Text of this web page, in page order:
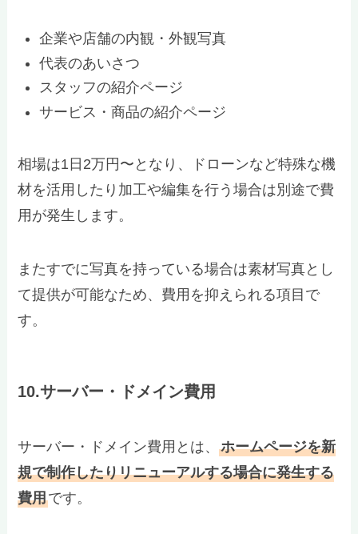
企業や店舗の内観・外観写真
代表のあいさつ
スタッフの紹介ページ
サービス・商品の紹介ページ
相場は1日2万円〜となり、ドローンなど特殊な機
材を活用したり加工や編集を行う場合は別途で費
用が発生します。
またすでに写真を持っている場合は素材写真とし
て提供が可能なため、費用を抑えられる項目で
す。
10.サーバー・ドメイン費用
サーバー・ドメイン費用とは、ホームページを新
規で制作したりリニューアルする場合に発生する
費用です。